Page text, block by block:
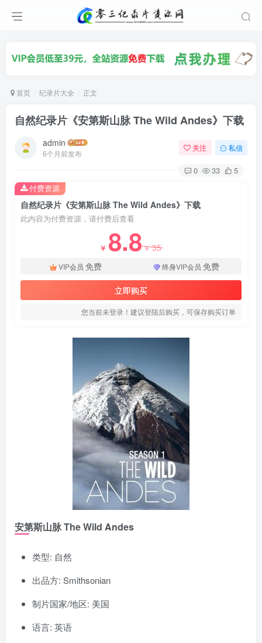
首页 纪录片大全 正文
自然纪录片《安第斯山脉 The Wild Andes》下载
admin
6个月前发布
关注 私信
0 33 5
自然纪录片《安第斯山脉 The Wild Andes》下载
此内容为付费资源，请付费后查看
￥ 8.8￥35
VIP会员 免费 终身VIP会员 免费
立即购买
您当前未登录！建议登陆后购买，可保存购买订单
付费资源
安第斯山脉 The Wild Andes
类型: 自然
出品方: Smithsonian
制片国家/地区: 美国
语言: 英语